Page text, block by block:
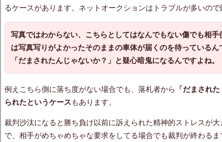
るケースがあります。ネットオークションはトラブルが多いの
写真ではわからない、こちらとしてはなんでもない傷でも相手
は写真写りがよかったそのままの車体が届くのを待っているん
「だまされたんじゃないか？」
と疑心暗鬼になるんですよね。
例えこちら側に落ち度がない場合でも、落札者から
「だまされ
られたというケースもあります。
裁判沙汰になると勝ち負け以前に訴えられた精神的ストレスが
で、相手がめちゃめちゃな要求をしてる場合でも裁判が終わる